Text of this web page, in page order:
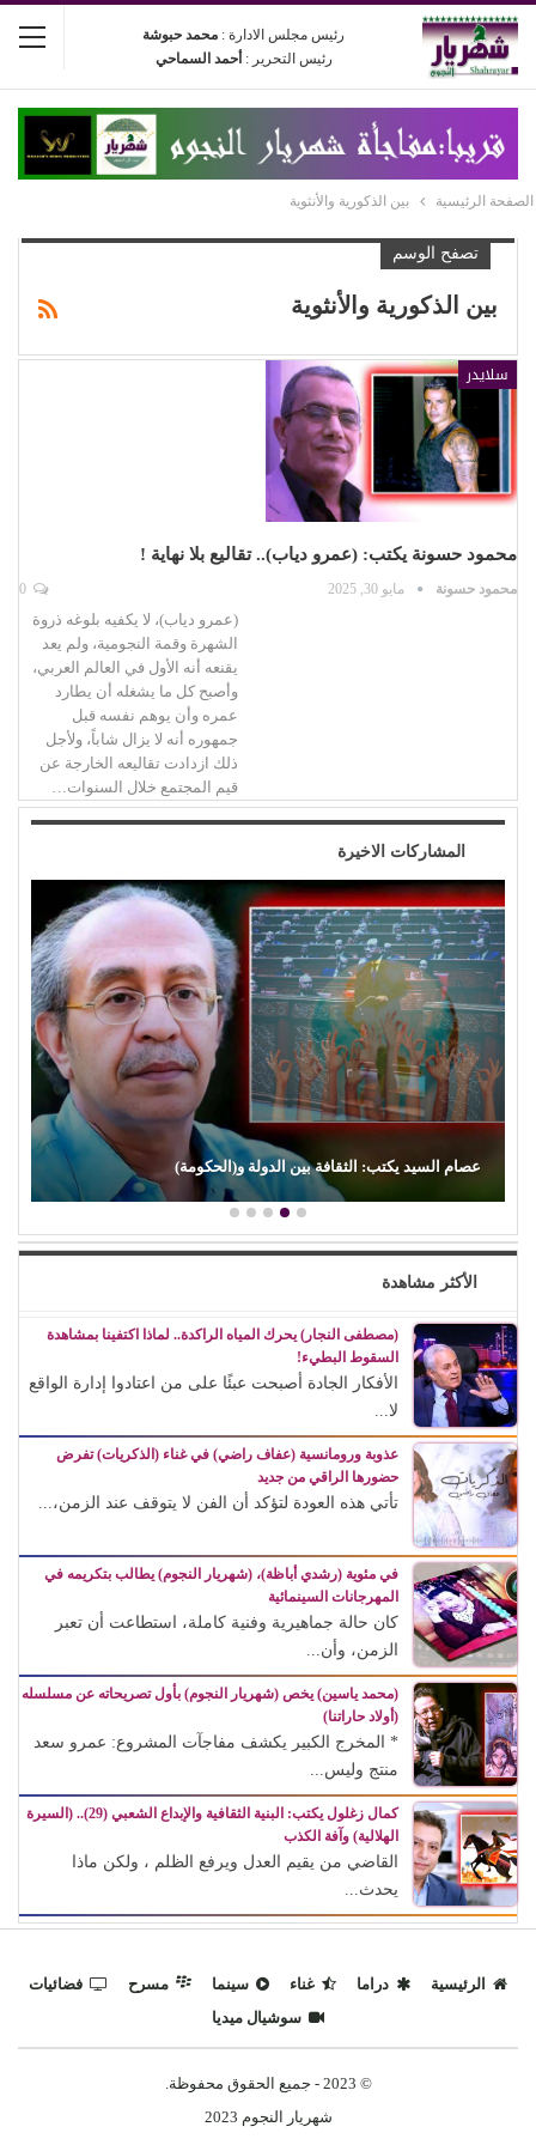
رئيس مجلس الادارة : محمد حبوشة
رئيس التحرير : أحمد السماحي
الصفحة الرئيسية بين الذكورية والأنثوية
تصفح الوسم
بين الذكورية والأنثوية
سلايدر
محمود حسونة يكتب: (عمرو دياب).. تقاليع بلا نهاية !
محمود حسونة مايو 30, 2025
(عمرو دياب)، لا يكفيه بلوغه ذروة
الشهرة وقمة النجومية، ولم يعد
يقنعه أنه الأول في العالم العربي،
وأصبح كل ما يشغله أن يطارد
عمره وأن يوهم نفسه قبل
جمهوره أنه لا يزال شاباً، ولأجل
ذلك ازدادت تقاليعه الخارجة عن
قيم المجتمع خلال السنوات…
المشاركات الاخيرة
عصام السيد يكتب: الثقافة بين الدولة و(الحكومة)
الأكثر مشاهدة
(مصطفى النجار) يحرك المياه الراكدة.. لماذا اكتفينا بمشاهدة
السقوط البطيء!
الأفكار الجادة أصبحت عبئًا على من اعتادوا إدارة الواقع
لا...
عذوبة ورومانسية (عفاف راضي) في غناء (الذكريات) تفرض
حضورها الراقي من جديد
تأتي هذه العودة لتؤكد أن الفن لا يتوقف عند الزمن،...
في مئوية (رشدي أباظة)، (شهريار النجوم) يطالب بتكريمه في
المهرجانات السينمائية
كان حالة جماهيرية وفنية كاملة، استطاعت أن تعبر
الزمن، وأن...
(محمد ياسين) يخص (شهريار النجوم) بأول تصريحاته عن مسلسله
(أولاد حاراتنا)
* المخرج الكبير يكشف مفاجآت المشروع: عمرو سعد
منتج وليس...
كمال زغلول يكتب: البنية الثقافية والإبداع الشعبي (29).. (السيرة
الهلالية) وآفة الكذب
القاضي من يقيم العدل ويرفع الظلم ، ولكن ماذا
يحدث...
الرئيسية دراما غناء سينما مسرح
فضائيات
سوشيال ميديا
© 2023 - جميع الحقوق محفوظة.
شهريار النجوم 2023